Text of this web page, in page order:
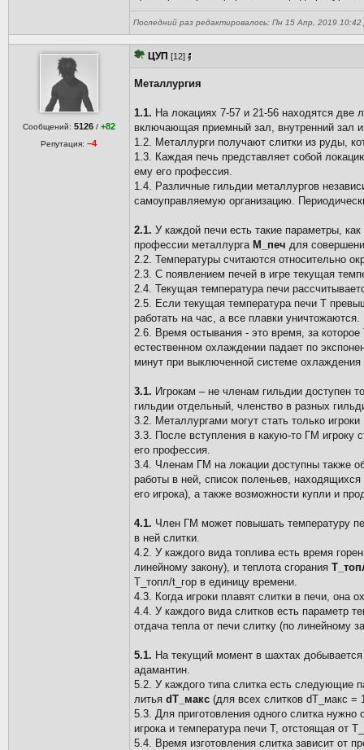
Последний раз редактировалось: Пн 15 Апр, 2019 10:42
Сообщений: 5126 / +82
Репутация:−4
ЦУП [12]
Металлургия
1.1. На локациях 7-57 и 21-56 находятся две
включающая приемный зал, внутренний зал
1.2. Металлурги получают слитки из руды,
1.3. Каждая печь представляет собой
ему его профессия.
1.4. Различные гильдии металлургов
самоуправляемую организацию.
2.1. У каждой печи есть такие параметры,
профессии металлурга М_печ для
2.2. Температуры считаются относительно
2.3. С появлением печей в игре текущая
2.4. Текущая температура печи
2.5. Если текущая температура печи Т
работать на час, а все плавки уничтожаются.
2.6. Время остывания - это время, за
естественном охлаждении падает по
минут при выключенной системе охлаждения
3.1. Игрокам – не членам гильдии доступен
гильдии отдельный, членство в разных
3.2. Металлургами могут стать только
3.3. После вступления в какую-то ГМ игроку
его профессия.
3.4. Членам ГМ на локации доступны также
работы в ней, список поленьев,
его игрока), а также возможности купли и
4.1. Член ГМ может повышать температуру
в ней слитки.
4.2. У каждого вида топлива есть время
линейному закону), и теплота сгорания
Т_топл/t_гор в единицу времени.
4.3. Когда игроки плавят слитки в печи, она
4.4. У каждого вида слитков есть параметр
отдача тепла от печи слитку (по линейному
5.1. На текущий момент в шахтах
адамантин.
5.2. У каждого типа слитка есть следующие
литья dT_макс (для всех слитков dT_макс =
5.3. Для приготовления одного слитка
игрока и температура печи Т, отстоящая от
5.4. Время изготовления слитка зависит от